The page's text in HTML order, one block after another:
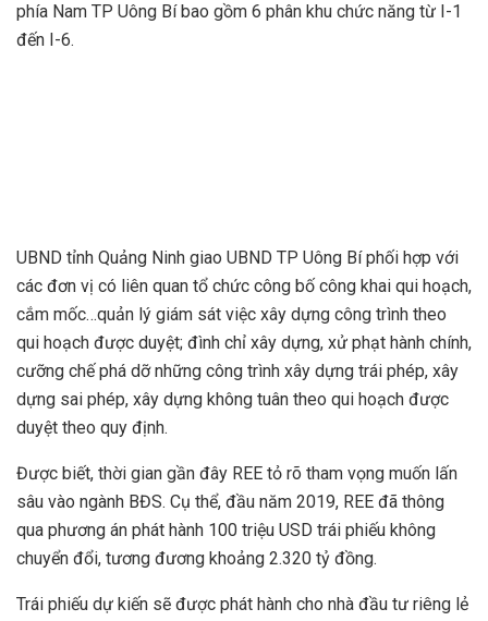
phía Nam TP Uông Bí bao gồm 6 phân khu chức năng từ I-1
đến I-6.
UBND tỉnh Quảng Ninh giao UBND TP Uông Bí phối hợp với
các đơn vị có liên quan tổ chức công bố công khai qui hoạch,
cắm mốc…quản lý giám sát việc xây dựng công trình theo
qui hoạch được duyệt; đình chỉ xây dựng, xử phạt hành chính,
cưỡng chế phá dỡ những công trình xây dựng trái phép, xây
dựng sai phép, xây dựng không tuân theo qui hoạch được
duyệt theo quy định.
Được biết, thời gian gần đây REE tỏ rõ tham vọng muốn lấn
sâu vào ngành BĐS. Cụ thể, đầu năm 2019, REE đã thông
qua phương án phát hành 100 triệu USD trái phiếu không
chuyển đổi, tương đương khoảng 2.320 tỷ đồng.
Trái phiếu dự kiến sẽ được phát hành cho nhà đầu tư riêng lẻ